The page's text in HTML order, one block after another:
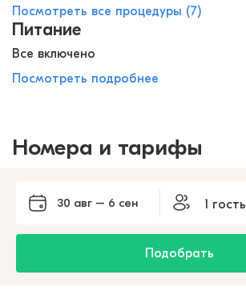
Посмотреть все процедуры (7)
Питание
Все включено
Посмотреть подробнее
Номера и тарифы
30 авг – 6 сен 1 гость
Подобрать